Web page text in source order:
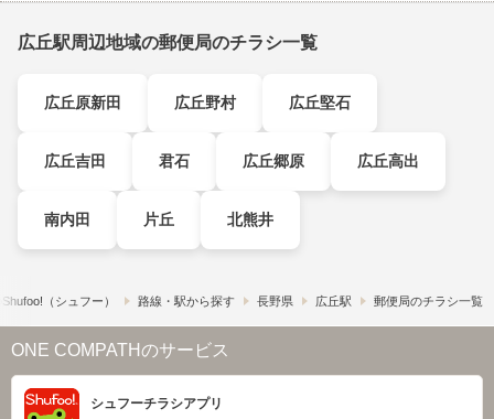
広丘駅周辺地域の郵便局のチラシ一覧
広丘原新田 広丘野村 広丘堅石
広丘吉田 君石 広丘郷原 広丘高出
南内田 片丘 北熊井
（シュフー） 路線・駅から探す 長野県 広丘駅 郵便局のチラシ一覧
ONE COMPATHのサービス
シュフーチラシアプリ